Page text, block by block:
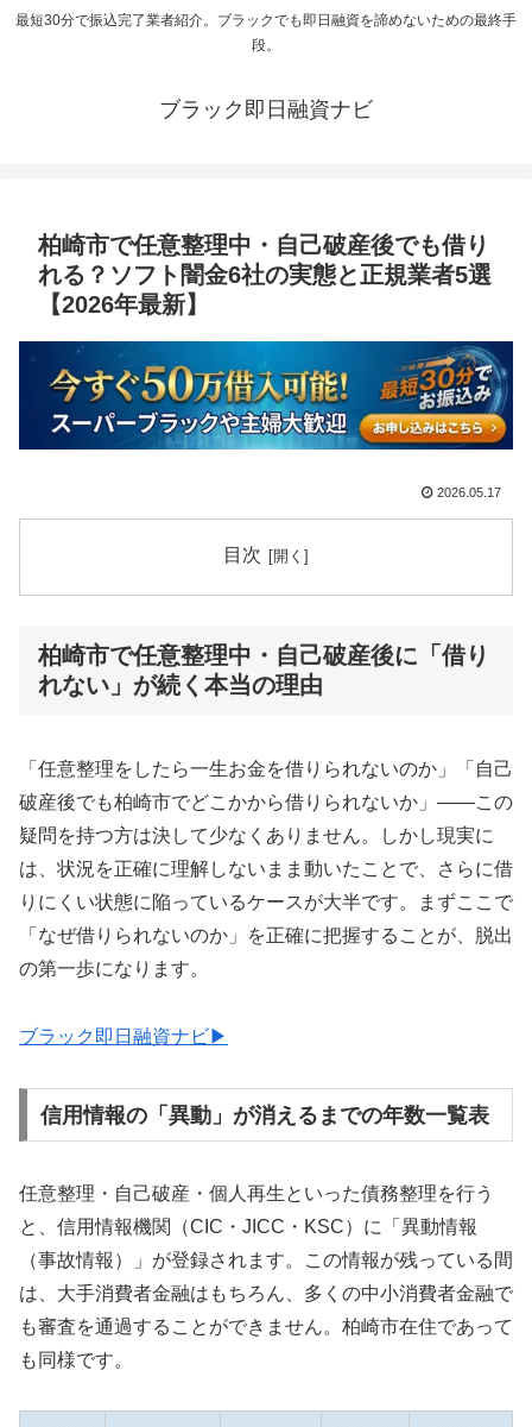
最短30分で振込完了業者紹介。ブラックでも即日融資を諦めないための最終手
段。
ブラック即日融資ナビ
柏崎市で任意整理中・自己破産後でも借り
れる？ソフト闇金6社の実態と正規業者5選
【2026年最新】
2026.05.17
目次
柏崎市で任意整理中・自己破産後に「借り
れない」が続く本当の理由
「任意整理をしたら一生お金を借りられないのか」「自己
破産後でも柏崎市でどこかから借りられないか」——この
疑問を持つ方は決して少なくありません。しかし現実に
は、状況を正確に理解しないまま動いたことで、さらに借
りにくい状態に陥っているケースが大半です。まずここで
「なぜ借りられないのか」を正確に把握することが、脱出
の第一歩になります。
ブラック即日融資ナビ▶
信用情報の「異動」が消えるまでの年数一覧表
任意整理・自己破産・個人再生といった債務整理を行う
と、信用情報機関（CIC・JICC・KSC）に「異動情報
（事故情報）」が登録されます。この情報が残っている間
は、大手消費者金融はもちろん、多くの中小消費者金融で
も審査を通過することができません。柏崎市在住であって
も同様です。